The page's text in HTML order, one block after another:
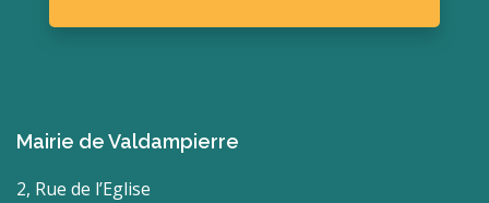
Mairie de Valdampierre
2, Rue de l’Eglise